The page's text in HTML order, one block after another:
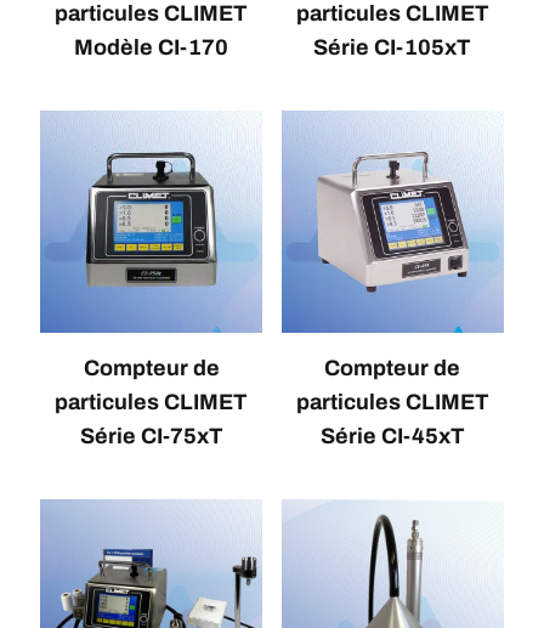
particules CLIMET
Modèle CI-170
particules CLIMET
Série CI-105xT
Compteur de
particules CLIMET
Série CI-75xT
Compteur de
particules CLIMET
Série CI-45xT